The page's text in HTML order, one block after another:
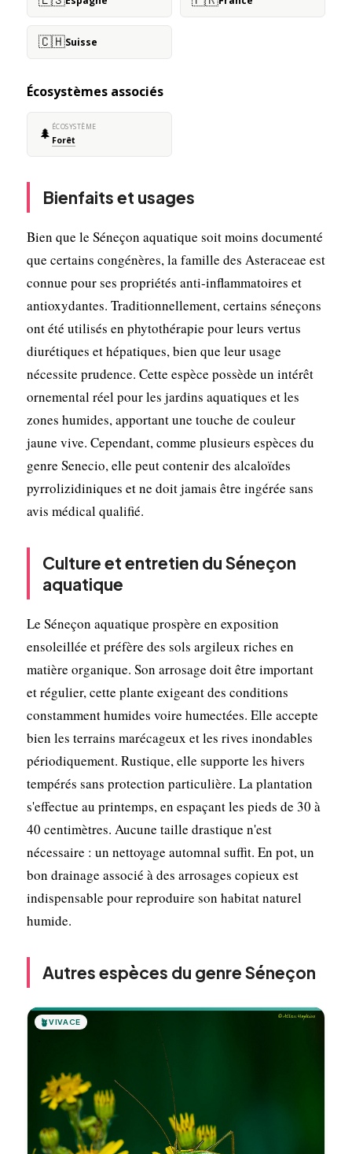
🇨🇭Suisse
Écosystèmes associés
🌲 ÉCOSYSTÈME
Forêt
Bienfaits et usages
Bien que le Séneçon aquatique soit moins documenté
que certains congénères, la famille des Asteraceae est
connue pour ses propriétés anti-inflammatoires et
antioxydantes. Traditionnellement, certains séneçons
ont été utilisés en phytothérapie pour leurs vertus
diurétiques et hépatiques, bien que leur usage
nécessite prudence. Cette espèce possède un intérêt
ornemental réel pour les jardins aquatiques et les
zones humides, apportant une touche de couleur
jaune vive. Cependant, comme plusieurs espèces du
genre Senecio, elle peut contenir des alcaloïdes
pyrrolizidiniques et ne doit jamais être ingérée sans
avis médical qualifié.
Culture et entretien du Séneçon
aquatique
Le Séneçon aquatique prospère en exposition
ensoleillée et préfère des sols argileux riches en
matière organique. Son arrosage doit être important
et régulier, cette plante exigeant des conditions
constamment humides voire humectées. Elle accepte
bien les terrains marécageux et les rives inondables
périodiquement. Rustique, elle supporte les hivers
tempérés sans protection particulière. La plantation
s'effectue au printemps, en espaçant les pieds de 30 à
40 centimètres. Aucune taille drastique n'est
nécessaire : un nettoyage automnal suffit. En pot, un
bon drainage associé à des arrosages copieux est
indispensable pour reproduire son habitat naturel
humide.
Autres espèces du genre Séneçon
🪴VIVACE